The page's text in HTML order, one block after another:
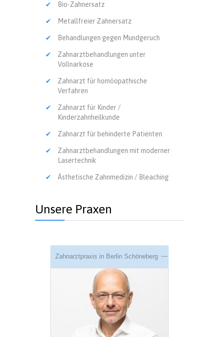
Bio-Zahnersatz
Metallfreier Zahnersatz
Behandlungen gegen Mundgeruch
Zahnarztbehandlungen unter
Vollnarkose
Zahnarzt für homöopathische
Verfahren
Zahnarzt für Kinder /
Kinderzahnheilkunde
Zahnarzt für behinderte Patienten
Zahnarztbehandlungen mit moderner
Lasertechnik
Ästhetische Zahnmedizin / Bleaching
Unsere Praxen
Zahnarztpraxis in Berlin Schöneberg